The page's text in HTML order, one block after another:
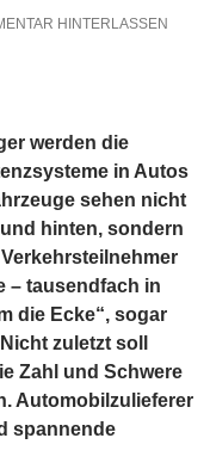
HINTERLASSEN
werden die
in Autos
sehen nicht
hinten, sondern
– tausendfach in
die Ecke“, sogar
zuletzt soll
Zahl und Schwere
Automobilzulieferer
spannende